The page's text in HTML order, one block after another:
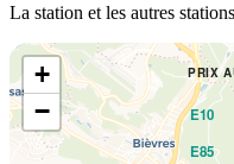
La station et les autres
PRIX
E10
E85
+
−